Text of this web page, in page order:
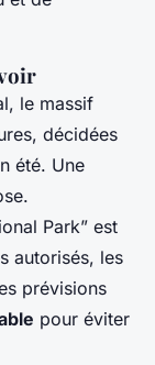
le massif
décidées
été. Une
Park” est
autorisés, les
prévisions
pour éviter